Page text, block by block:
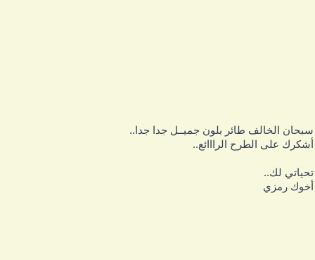
الخالف طائر بلون جميــل جدا جدا..
على الطرح الرااائع..
لك..
رمزي